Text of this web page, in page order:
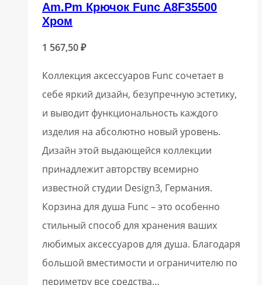
Am.Pm Крючок Func A8F35500
Хром
1 567,50₽
Коллекция аксессуаров Func сочетает в
себе яркий дизайн, безупречную эстетику,
и выводит функциональность каждого
изделия на абсолютно новый уровень.
Дизайн этой выдающейся коллекции
принадлежит авторству всемирно
известной студии Design3, Германия.
Корзина для душа Func – это особенно
стильный способ для хранения ваших
любимых аксессуаров для душа. Благодаря
большой вместимости и ограничителю по
периметру все средства…